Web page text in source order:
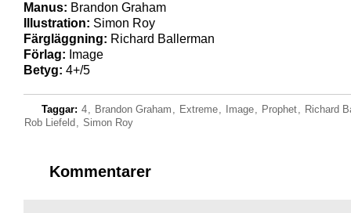
Manus: Brandon Graham
Illustration: Simon Roy
Färgläggning: Richard Ballerman
Förlag: Image
Betyg: 4+/5
Taggar: 4, Brandon Graham , Extreme, Image, Prophet, Richard
Rob Liefeld , Simon Roy
Kommentarer